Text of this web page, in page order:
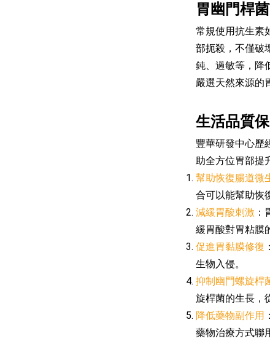
胃幽門桿
常規使用抗生素
部扼殺，不僅破
鈍、過敏等，降
嚴選天然來源的
生活品質
豐華研發中心歷
助全方位胃部提
幫助恢復腸道微
合可以能幫助恢
減緩胃酸刺激
緩胃酸對胃粘膜
促進胃黏膜修復
生物入侵。
抑制幽門螺旋桿
旋桿菌的生長，
降低藥物副作用
藥物治療方式聯